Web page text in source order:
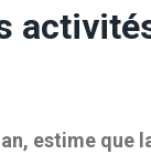
estime que